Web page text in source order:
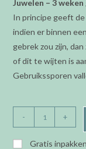
Juwelen – 3
In principe geeft
indien er binnen
gebrek zou zijn,
of dit te wijten is
Gebruikssporen
Kids/Teens
-
- +
Gratis